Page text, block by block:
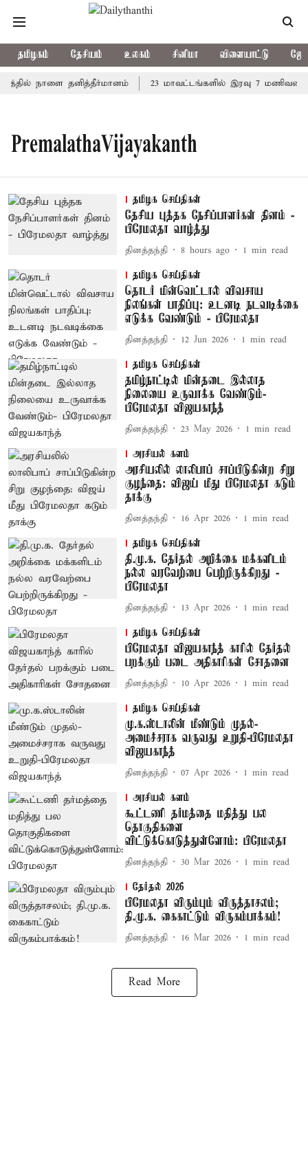
தமிழகம் தேசியம் உலகம் சினிமா விளையாட்டு
நாளை தனித்தீர்மானம் 23 மாவட்டங்களில் இரவு 7 மணிவரை
PremalathaVijayakanth
தமிழக செய்திகள்
தேசிய புத்தக நேசிப்பாளர்கள் தினம் -
பிரேமலதா வாழ்த்து
தினத்தந்தி 8 hours ago 1 min read
தமிழக செய்திகள்
தொடர் மின்வெட்டால் விவசாய
நிலங்கள் பாதிப்பு: உடனடி நடவடிக்கை
எடுக்க வேண்டும் - பிரேமலதா
தினத்தந்தி 12 Jun 2026 1 min read
தமிழக செய்திகள்
தமிழ்நாட்டில் மின்தடை இல்லாத
நிலையை உருவாக்க வேண்டும்-
பிரேமலதா விஜயகாந்த்
தினத்தந்தி 23 May 2026 1 min read
அரசியல் களம்
அரசியலில் லாலிபாப் சாப்பிடுகின்ற சிறு
குழந்தை: விஜய் மீது பிரேமலதா கடும்
தாக்கு
தினத்தந்தி 16 Apr 2026 1 min read
தமிழக செய்திகள்
தி.மு.க. தேர்தல் அறிக்கை மக்களிடம்
நல்ல வரவேற்பை பெற்றிருக்கிறது -
பிரேமலதா
தினத்தந்தி 13 Apr 2026 1 min read
தமிழக செய்திகள்
பிரேமலதா விஜயகாந்த் காரில் தேர்தல்
பறக்கும் படை அதிகாரிகள் சோதனை
தினத்தந்தி 10 Apr 2026 1 min read
தமிழக செய்திகள்
மு.க.ஸ்டாலின் மீண்டும் முதல்-
அமைச்சராக வருவது உறுதி-பிரேமலதா
விஜயகாந்த்
தினத்தந்தி 07 Apr 2026 1 min read
அரசியல் களம்
கூட்டணி தர்மத்தை மதித்து பல
தொகுதிகளை
விட்டுக்கொடுத்துள்ளோம்: பிரேமலதா
தினத்தந்தி 30 Mar 2026 1 min read
தேர்தல் 2026
பிரேமலதா விரும்பும் விருத்தாசலம்;
தி.மு.க. கைகாட்டும் விருகம்பாக்கம்!
தினத்தந்தி 16 Mar 2026 1 min read
Read More